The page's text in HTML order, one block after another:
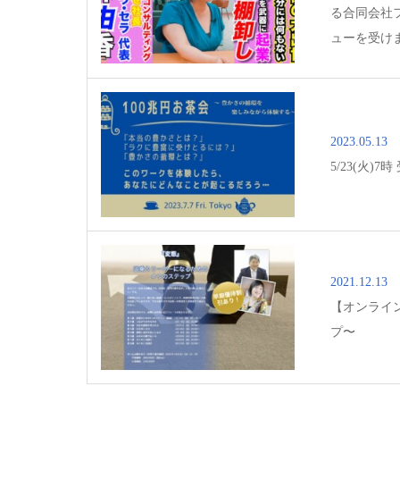
る合同会社
ューを受け
2023.05.13
5/23(火)7時
2021.12.13
【オンラ
プ〜